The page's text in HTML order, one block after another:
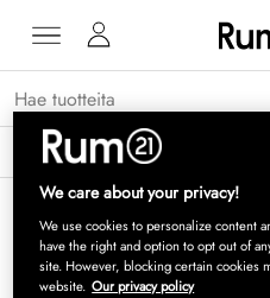
Saat 15 % alennusta Grythyttan
We care about your privacy!
We use cookies to personalize content
have the right and option to opt out of
site. However, blocking certain cookies
website. Our privacy policy